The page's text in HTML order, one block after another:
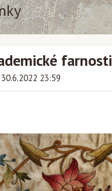
farnosti
30.6.2022 23:59